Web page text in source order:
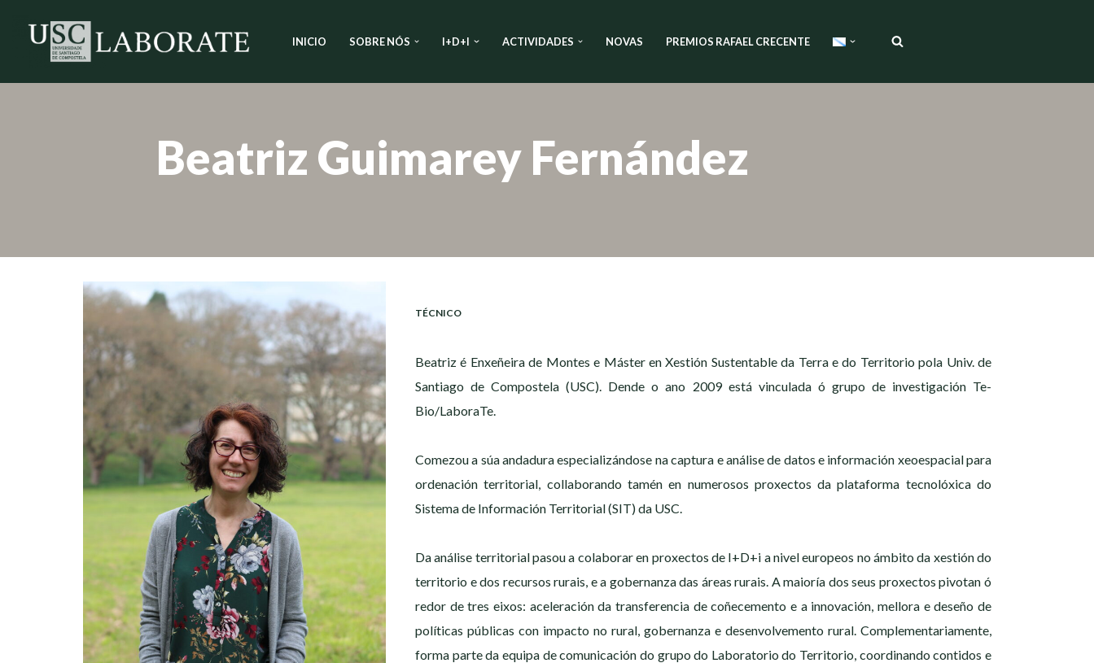
Saltar
INICIO SOBRE NÓS I+D+I ACTIVIDADES NOVAS PREMIOS RAFAEL CRECENTE
Beatriz Guimarey Fernández
TÉCNICO
Beatriz é Enxeñeira de Montes e Máster en Xestión Sustentable da Terra e do Territorio pola Univ. de
Santiago de Compostela (USC). Dende o ano 2009 está vinculada ó grupo de investigación Te-
Bio/LaboraTe.
Comezou a súa andadura especializándose na captura e análise de datos e información xeoespacial para
ordenación territorial, collaborando tamén en numerosos proxectos da plataforma tecnolóxica do
Sistema de Información Territorial (SIT) da USC.
Da análise territorial pasou a colaborar en proxectos de I+D+i a nivel europeos no ámbito da xestión do
territorio e dos recursos rurais, e a gobernanza das áreas rurais. A maioría dos seus proxectos pivotan ó
redor de tres eixos: aceleración da transferencia de coñecemento e a innovación, mellora e deseño de
políticas públicas con impacto no rural, gobernanza e desenvolvemento rural. Complementariamente,
forma parte da equipa de comunicación do grupo do Laboratorio do Territorio, coordinando contidos e